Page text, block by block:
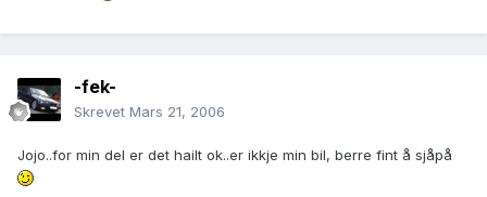
-fek-
Skrevet Mars 21, 2006
Jojo..for min del er det hailt ok..er ikkje min bil, berre fint å sjåpå